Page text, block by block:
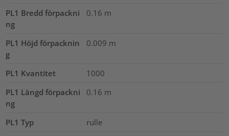
PL1 Bredd förpackni
ng
0.16 m
PL1 Höjd förpacknin
g
0.009 m
PL1 Kvantitet
1000
PL1 Längd förpackni
ng
0.16 m
PL1 Typ rulle